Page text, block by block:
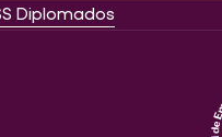
Diplomados